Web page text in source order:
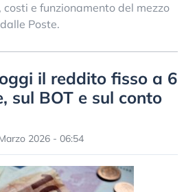
costi e funzionamento del mezzo
Poste.
il reddito fisso a 6
sul BOT e sul conto
2026 - 06:54